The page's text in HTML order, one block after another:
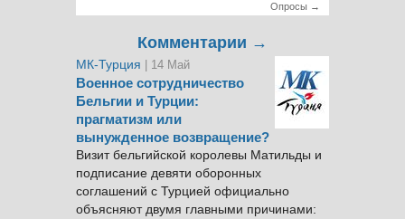
Опросы →
Комментарии →
МК-Турция | 14 Май
Военное сотрудничество
Бельгии и Турции:
прагматизм или
вынужденное возвращение?
Визит бельгийской королевы Матильды и
подписание девяти оборонных
соглашений с Турцией официально
объясняют двумя главными причинами: